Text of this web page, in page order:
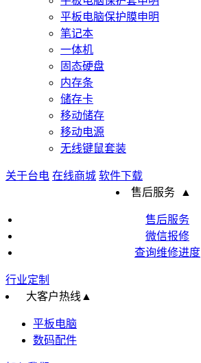
平板电脑保护膜申明
笔记本
一体机
固态硬盘
内存条
储存卡
移动储存
移动电源
无线键鼠套装
关于台电 在线商城 软件下载
售后服务
▲
售后服务
微信报修
查询维修进度
行业定制
大客户热线 ▲
平板电脑
数码配件